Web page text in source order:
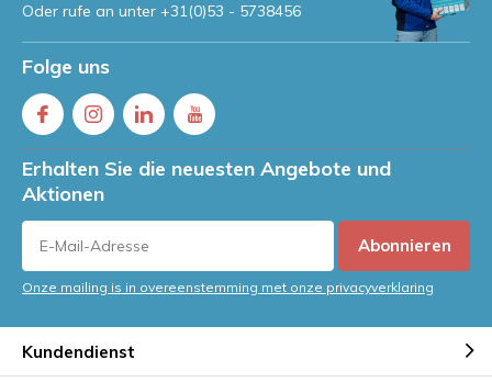
Oder rufe an unter +31(0)53 - 5738456
Folge uns
Erhalten Sie die neuesten Angebote und
Aktionen
Abonnieren
Onze mailing is in overeenstemming met onze privacyverklaring
Kundendienst